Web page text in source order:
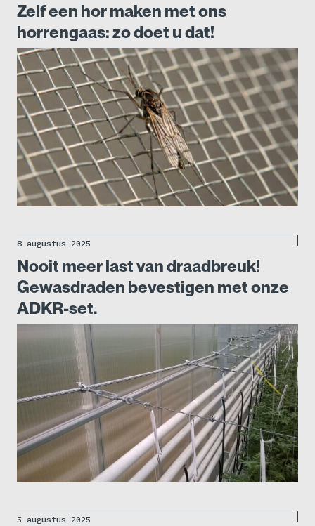
Zelf een hor maken met ons
horrengaas: zo doet u dat!
8 augustus 2025
Nooit meer last van draadbreuk!
Gewasdraden bevestigen met onze
ADKR-set.
5 augustus 2025